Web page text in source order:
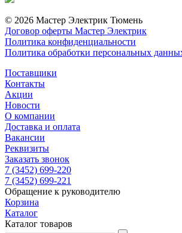
© 2026 Мастер Электрик Тюмень
Договор оферты Мастер Электрик
Политика конфиденциальности
Политика обработки персональных
Поставщики
Контакты
Акции
Новости
О компании
Доставка и оплата
Вакансии
Реквизиты
Заказать звонок
7 (3452) 699-220
7 (3452) 699-221
Обращение к руководителю
Корзина
Каталог
Каталог товаров